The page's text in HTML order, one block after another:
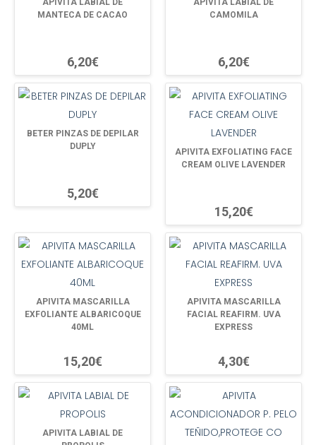
APIVITA LABIAL DE
MANTECA DE CACAO
6,20€
APIVITA LABIAL DE
CAMOMILA
6,20€
BETER PINZAS DE DEPILAR
DUPLY
5,20€
APIVITA EXFOLIATING FACE
CREAM OLIVE LAVENDER
15,20€
APIVITA MASCARILLA
EXFOLIANTE ALBARICOQUE
40ML
15,20€
APIVITA MASCARILLA
FACIAL REAFIRM. UVA
EXPRESS
4,30€
APIVITA LABIAL DE